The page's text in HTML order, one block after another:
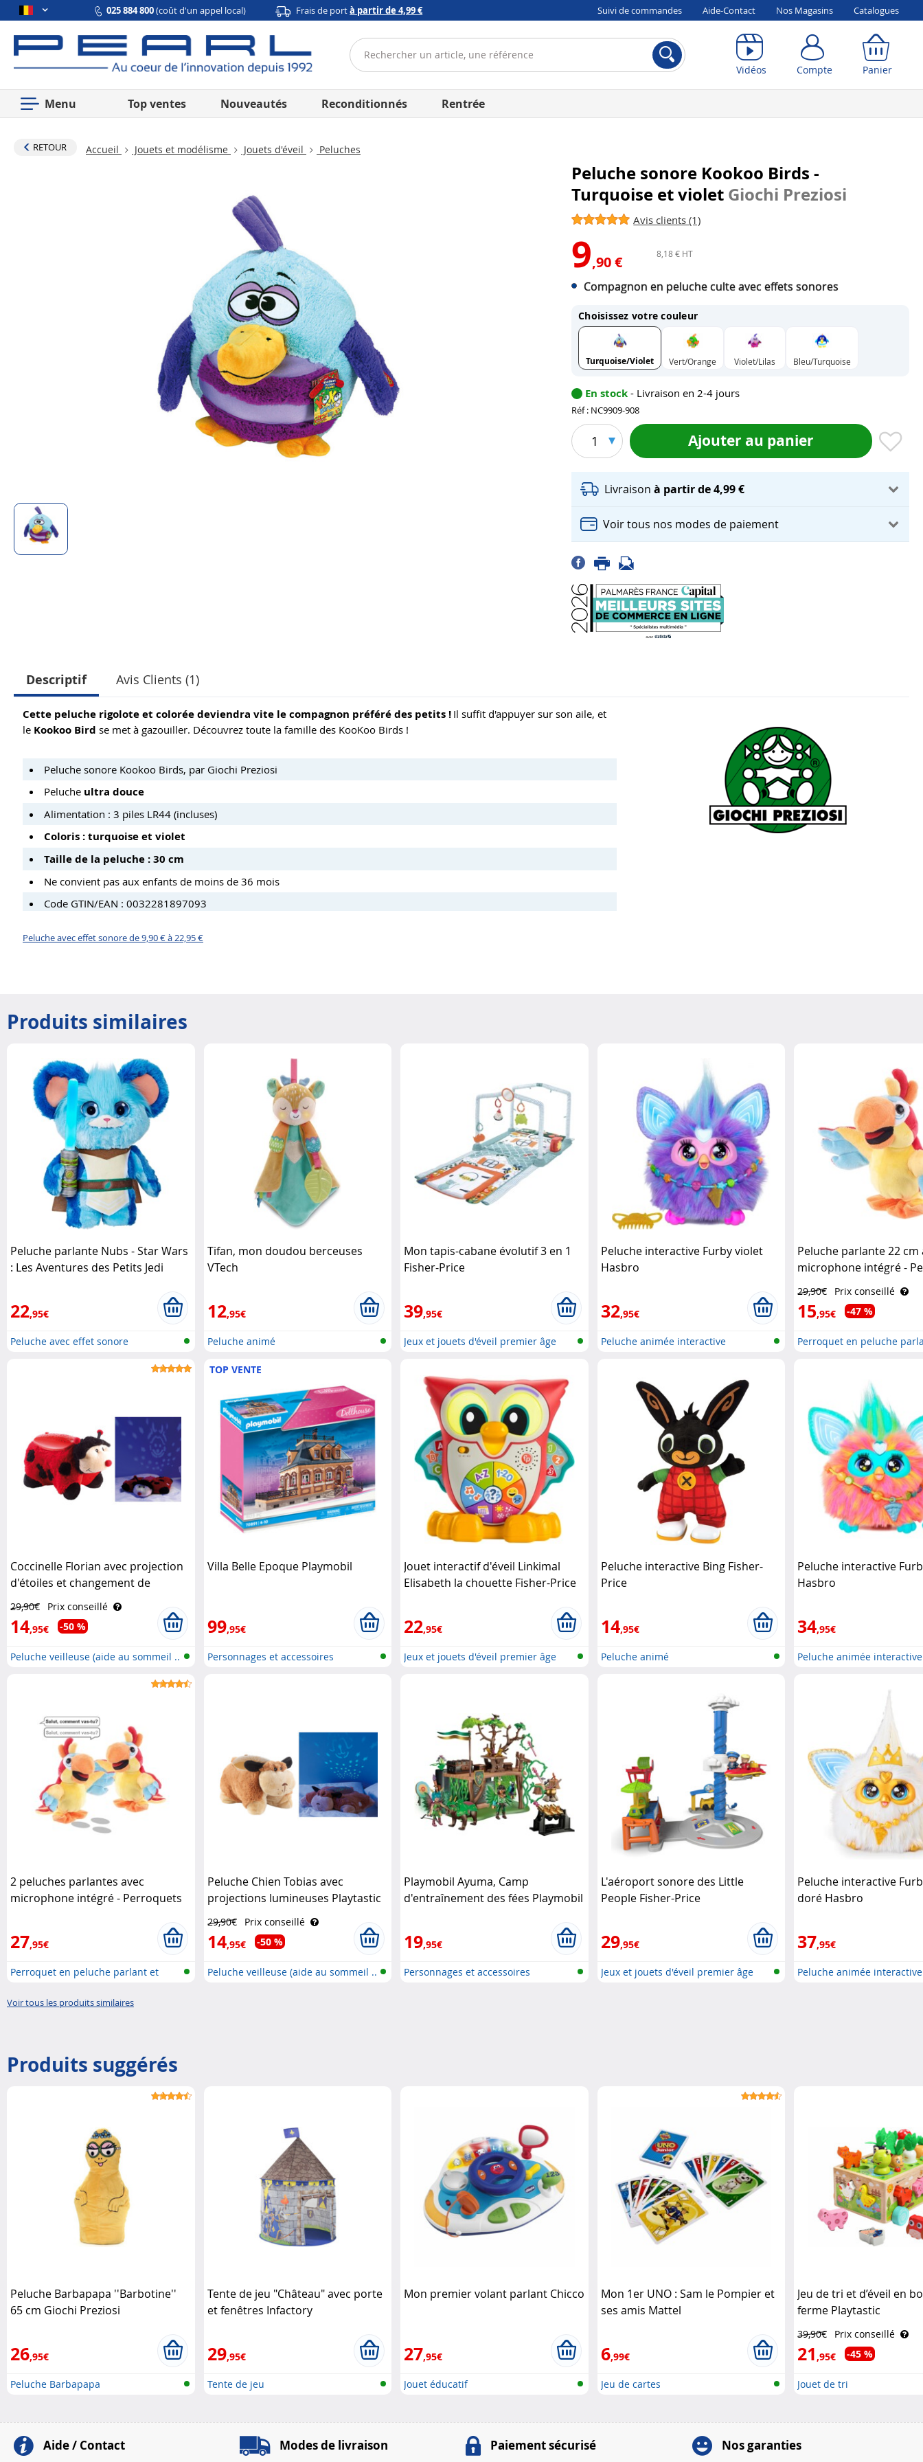
025 884 800(coût d'un appel local) Frais de portà partir de 4,99 € Suivi de commandes Aide-Contact Nos Magasins Catalogues
Vidéos Compte Panier
Menu Top ventes Nouveautés Reconditionnés Rentrée
RETOUR Accueil Jouets et modélisme Jouets d'éveil Peluches
Peluche sonore Kookoo Birds -
Turquoise et violet Giochi Preziosi
Avis clients (1)
9,90 € 8,18 € HT
Compagnon en peluche culte avec effets sonores
Choisissez votre couleur
Turquoise/Violet Vert/Orange Violet/Lilas Bleu/Turquoise
En stock - Livraison en 2-4 jours
Réf : NC9909-908
1 Ajouter au panier
Livraisonà partir de 4,99 €
Voir tous nos modes de paiement
Descriptif Avis Clients (1)
Cette peluche rigolote et colorée deviendra vite le compagnon préféré des petits ! Il suffit d'appuyer sur son aile, et
le Kookoo Bird se met à gazouiller. Découvrez toute la famille des KooKoo Birds !
Peluche sonore Kookoo Birds, par Giochi Preziosi
Peluche ultra douce
Alimentation : 3 piles LR44 (incluses)
Coloris : turquoise et violet
Taille de la peluche : 30 cm
Ne convient pas aux enfants de moins de 36 mois
Code GTIN/EAN : 0032281897093
Peluche avec effet sonore de 9,90 € à 22,95 €
Produits similaires
Peluche parlante Nubs - Star Wars
: Les Aventures des Petits Jedi
22,95€
Peluche avec effet sonore
Tifan, mon doudou berceuses
VTech
12,95€
Peluche animé
Mon tapis-cabane évolutif 3 en 1
Fisher-Price
39,95€
Jeux et jouets d'éveil premier âge
Peluche interactive Furby violet
Hasbro
32,95€
Peluche animée interactive
Peluche parlante 22 cm
microphone intégré -
29,90€ Prix conseillé
15,95€ -47 %
Perroquet en peluche
Coccinelle Florian avec projection
d'étoiles et changement de
couleurs Playtastic
29,90€ Prix conseillé
14,95€ -50 %
Peluche veilleuse (aide au sommeil ..
TOP VENTE
Villa Belle Epoque Playmobil
99,95€
Personnages et accessoires
Jouet interactif d'éveil Linkimal
Elisabeth la chouette Fisher-Price
22,95€
Jeux et jouets d'éveil premier âge
Peluche interactive Bing Fisher-
Price
14,95€
Peluche animé
Peluche interactive
Hasbro
34,95€
Peluche animée interactive
2 peluches parlantes avec
microphone intégré - Perroquets
27,95€
Perroquet en peluche parlant et
Peluche Chien Tobias avec
projections lumineuses Playtastic
29,90€ Prix conseillé
14,95€ -50 %
Peluche veilleuse (aide au sommeil ..
Playmobil Ayuma, Camp
d'entraînement des fées Playmobil
19,95€
Personnages et accessoires
L'aéroport sonore des Little
People Fisher-Price
29,95€
Jeux et jouets d'éveil premier âge
Peluche interactive
doré Hasbro
37,95€
Peluche animée interactive
Voir tous les produits similaires
Produits suggérés
Peluche Barbapapa ''Barbotine''
65 cm Giochi Preziosi
26,95€
Peluche Barbapapa
Tente de jeu "Château" avec porte
et fenêtres Infactory
29,95€
Tente de jeu
Mon premier volant parlant Chicco
27,95€
Jouet éducatif
Mon 1er UNO : Sam le Pompier et
ses amis Mattel
6,99€
Jeu de cartes
Jeu de tri et d’éveil en
ferme Playtastic
39,90€ Prix conseillé
21,95€ -45 %
Jouet de tri
Aide / Contact Modes de livraison Paiement sécurisé Nos garanties
Compte Panier